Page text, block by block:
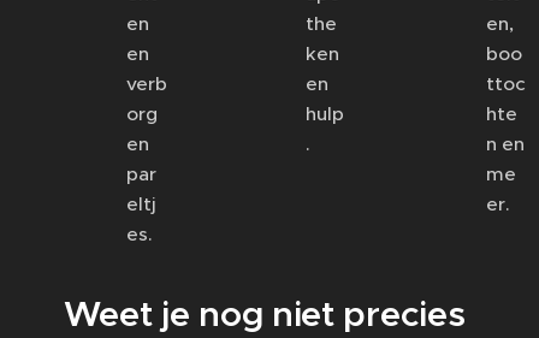
en
en
verb
org
en
par
eltj
es.
the
ken
en
hulp
.
en,
boo
ttoc
hte
n en
me
er.
📚 Weet je nog niet precies